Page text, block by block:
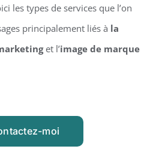
les types de services que l’on
principalement liés à la
et l’image de marque
moi